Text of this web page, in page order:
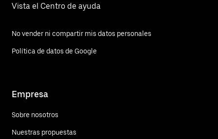
Vista el Centro de ayuda
No vender ni compartir mis datos personales
Política de datos de Google
Empresa
Sobre nosotros
Nuestras propuestas